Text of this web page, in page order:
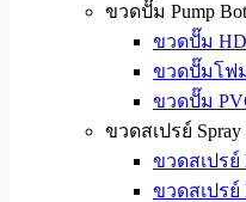
ขวดปั๊ม Pump
ขวดปั๊ม
ขวดปั๊มโฟม
ขวดปั๊ม
ขวดสเปรย์ Spray
ขวดสเปรย์
ขวดสเปรย์